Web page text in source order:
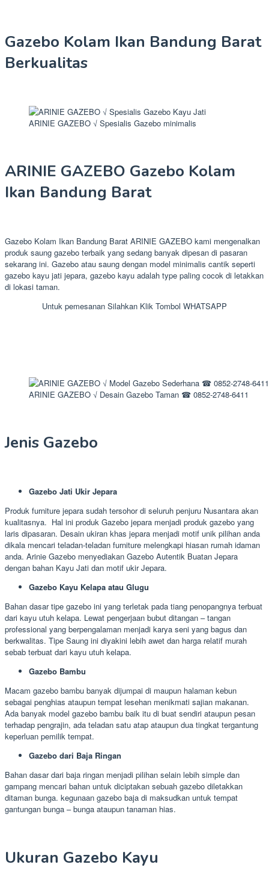
Gazebo Kolam Ikan Bandung Barat
Berkualitas
ARINIE GAZEBO √ Spesialis Gazebo minimalis
ARINIE GAZEBO Gazebo Kolam
Ikan Bandung Barat
Gazebo Kolam Ikan Bandung Barat ARINIE GAZEBO kami mengenalkan
produk saung gazebo terbaik yang sedang banyak dipesan di pasaran
sekarang ini. Gazebo atau saung dengan model minimalis cantik seperti
gazebo kayu jati jepara, gazebo kayu adalah type paling cocok di letakkan
di lokasi taman.
Untuk pemesanan Silahkan Klik Tombol WHATSAPP
ARINIE GAZEBO √ Desain Gazebo Taman ☎ 0852-2748-6411
Jenis Gazebo
Gazebo Jati Ukir Jepara
Produk furniture jepara sudah tersohor di seluruh penjuru Nusantara akan
kualitasnya. Hal ini produk Gazebo jepara menjadi produk gazebo yang
laris dipasaran. Desain ukiran khas jepara menjadi motif unik pilihan anda
dikala mencari teladan-teladan furniture melengkapi hiasan rumah idaman
anda. Arinie Gazebo menyediakan Gazebo Autentik Buatan Jepara
dengan bahan Kayu Jati dan motif ukir Jepara.
Gazebo Kayu Kelapa atau Glugu
Bahan dasar tipe gazebo ini yang terletak pada tiang penopangnya terbuat
dari kayu utuh kelapa. Lewat pengerjaan bubut ditangan – tangan
professional yang berpengalaman menjadi karya seni yang bagus dan
berkwalitas. Tipe Saung ini diyakini lebih awet dan harga relatif murah
sebab terbuat dari kayu utuh kelapa.
Gazebo Bambu
Macam gazebo bambu banyak dijumpai di maupun halaman kebun
sebagai penghias ataupun tempat lesehan menikmati sajian makanan.
Ada banyak model gazebo bambu baik itu di buat sendiri ataupun pesan
terhadap pengrajin, ada teladan satu atap ataupun dua tingkat tergantung
keperluan pemilik tempat.
Gazebo dari Baja Ringan
Bahan dasar dari baja ringan menjadi pilihan selain lebih simple dan
gampang mencari bahan untuk diciptakan sebuah gazebo diletakkan
ditaman bunga. kegunaan gazebo baja di maksudkan untuk tempat
gantungan bunga – bunga ataupun tanaman hias.
Ukuran Gazebo Kayu